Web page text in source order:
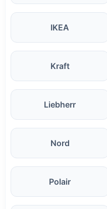
IKEA
Kraft
Liebherr
Nord
Polair